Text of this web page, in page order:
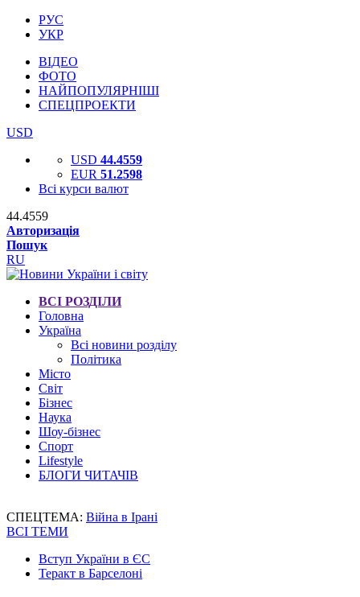
РУС
УКР
ВІДЕО
ФОТО
НАЙПОПУЛЯРНІШІ
СПЕЦПРОЕКТИ
USD
USD 44.4559
EUR 51.2598
Всі курси валют
44.4559
Авторизація
Пошук
RU
ВСІ РОЗДІЛИ
Головна
Україна
Всі новини розділу
Політика
Місто
Світ
Бізнес
Наука
Шоу-бізнес
Спорт
Lifestyle
БЛОГИ ЧИТАЧІВ
СПЕЦТЕМА: Війна в Ірані
ВСІ ТЕМИ
Вступ України в ЄС
Теракт в Барселоні